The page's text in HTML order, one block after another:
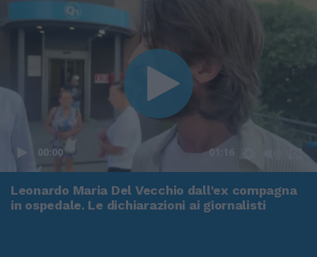
00:00 01:16
Leonardo Maria Del Vecchio dall'ex compagna
in ospedale. Le dichiarazioni ai giornalisti